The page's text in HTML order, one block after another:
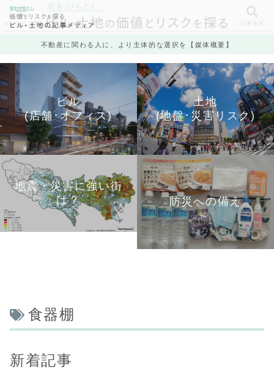
不動産に関わる人に、より主体的な選択を【媒体概要】
ビル
(店舗･オフィス)
土地
(地盤･災害リスク)
地震・災害に強い街
は？
防災への備え
食器棚
新着記事
カテゴリ一覧